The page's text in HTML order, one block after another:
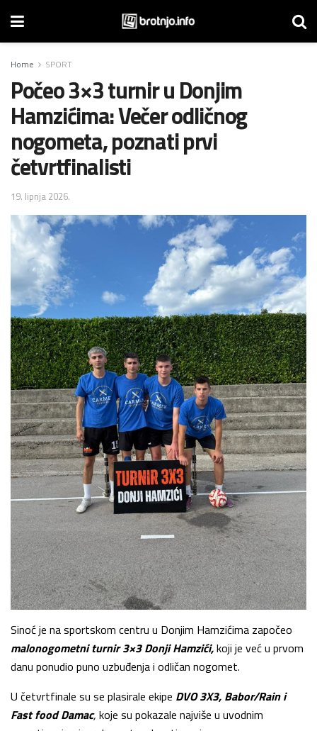
Home SPORT
Počeo 3×3 turnir u Donjim
Hamzićima: Večer odličnog
nogometa, poznati prvi
četvrtfinalisti
19. lipnja 2026.
Sinoć je na sportskom centru u Donjim Hamzićima započeo
malonogometni turnir 3×3 Donji Hamzići,koji je već u prvom
danu ponudio puno uzbuđenja i odličan nogomet.
U četvrtfinale su se plasirale ekipe DVO 3X3, Babor/Rain i
Fast food Damac, koje su pokazale najviše u uvodnim